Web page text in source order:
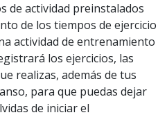
de actividad preinstalados
de los tiempos de ejercicio
actividad de entrenamiento
los ejercicios, las
realizas, además de tus
para que puedas dejar
de iniciar el